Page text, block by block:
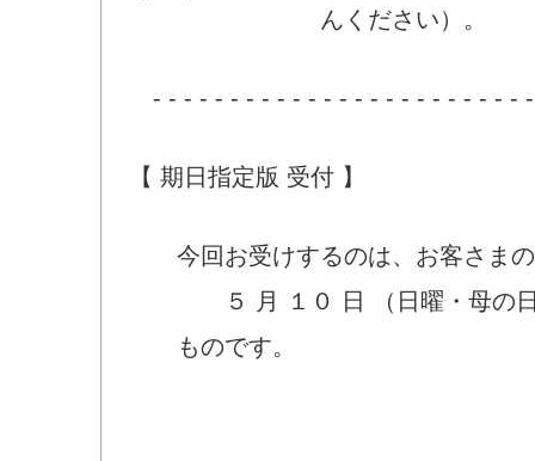
んください）。
- - - - - - - - - - - - - - - - - - - - - - - -
【 期日指定版 受付 】
今回お受けするのは、お客さまの
５ 月 １０ 日 （日曜・母の日
ものです。